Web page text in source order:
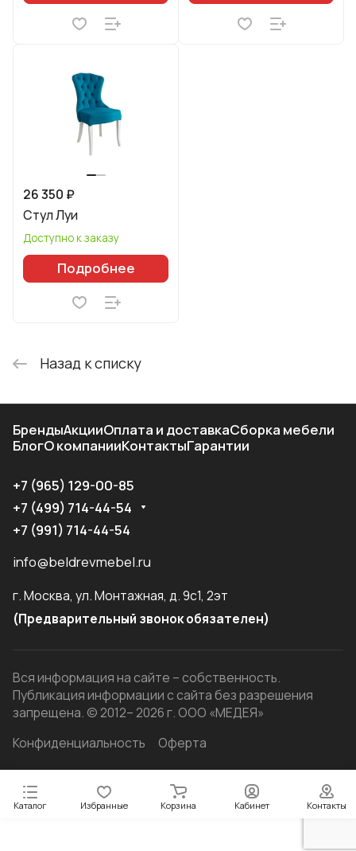
26 350 ₽
Стул Луи
Доступно к заказу
Подробнее
Назад к списку
Каталог Избранные Корзина Кабинет Контакты
БрендыАкцииОплата и доставкаСборка мебели
БлогО компанииКонтактыГарантии
+7 (965) 129-00-85
+7 (499) 714-44-54
+7 (991) 714-44-54
info@beldrevmebel.ru
г. Москва, ул. Монтажная, д. 9с1, 2эт
(Предварительный звонок обязателен)
Вся информация на сайте – собственность.
Публикация информации с сайта без разрешения
запрещена. © 2012– 2026 г. ООО «МЕДЕЯ»
Конфиденциальность
Оферта